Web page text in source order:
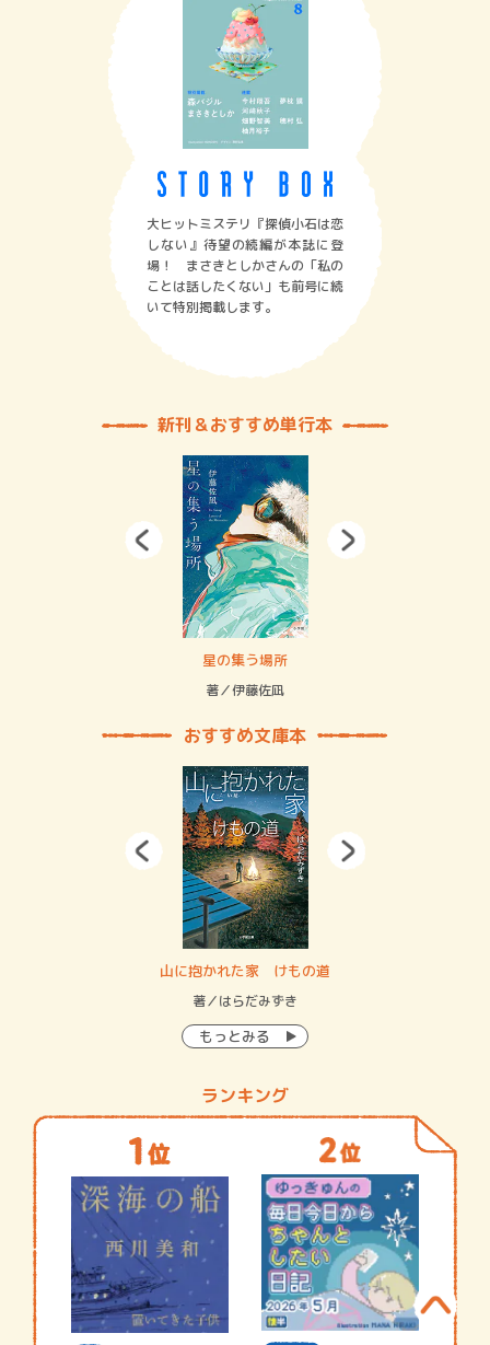
大ヒットミステリ『探偵小石は恋
しない』待望の続編が本誌に登
場！ まさきとしかさんの「私の
ことは話したくない」も前号に続
いて特別掲載します。
新刊＆おすすめ単行本
星の集う場所
著／伊藤佐凪
おすすめ文庫本
山に抱かれた家 けもの道
著／はらだみずき
もっとみる
ランキング